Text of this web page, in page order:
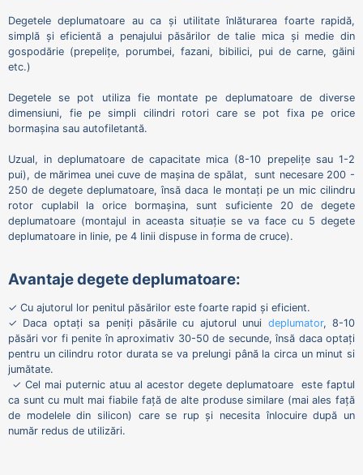
Degetele deplumatoare au ca și utilitate înlăturarea foarte rapidă,
simplă și eficientă a penajului păsărilor de talie mica și medie din
gospodărie (prepelițe, porumbei, fazani, bibilici, pui de carne, găini
etc.)
Degetele se pot utiliza fie montate pe deplumatoare de diverse
dimensiuni, fie pe simpli cilindri rotori care se pot fixa pe orice
bormașina sau autofiletantă.
Uzual, in deplumatoare de capacitate mica (8-10 prepelițe sau 1-2
pui), de mărimea unei cuve de mașina de spălat, sunt necesare 200 -
250 de degete deplumatoare, însă daca le montați pe un mic cilindru
rotor cuplabil la orice bormașina, sunt suficiente 20 de degete
deplumatoare (montajul in aceasta situație se va face cu 5 degete
deplumatoare in linie, pe 4 linii dispuse in forma de cruce).
Avantaje degete deplumatoare:
✓ Cu ajutorul lor penitul păsărilor este foarte rapid și eficient.
✓ Daca optați sa peniți păsările cu ajutorul unui deplumator, 8-10
păsări vor fi penite în aproximativ 30-50 de secunde, însă daca optați
pentru un cilindru rotor durata se va prelungi până la circa un minut si
jumătate.
✓ Cel mai puternic atuu al acestor degete deplumatoare este faptul
ca sunt cu mult mai fiabile față de alte produse similare (mai ales față
de modelele din silicon) care se rup și necesita înlocuire după un
număr redus de utilizări.